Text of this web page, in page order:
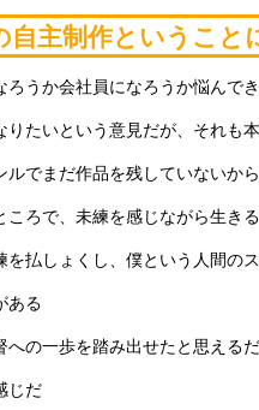
自主制作ということ
うか会社員になろうか悩んで
たいという意見だが、それも
でまだ作品を残していないから
ろで、未練を感じながら生き
を払しょくし、僕という人間の
ある
の一歩を踏み出せたと思える
じだ